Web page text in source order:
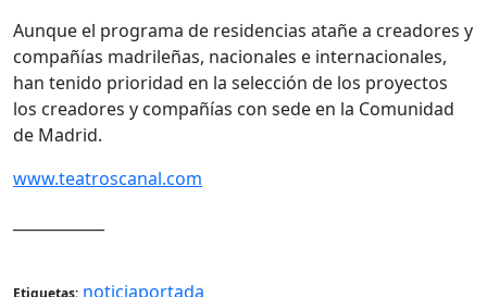
Aunque el programa de residencias atañe a creadores y
compañías madrileñas, nacionales e internacionales,
han tenido prioridad en la selección de los proyectos
los creadores y compañías con sede en la Comunidad
de Madrid.
www.teatroscanal.com
Etiquetas: noticiaportada